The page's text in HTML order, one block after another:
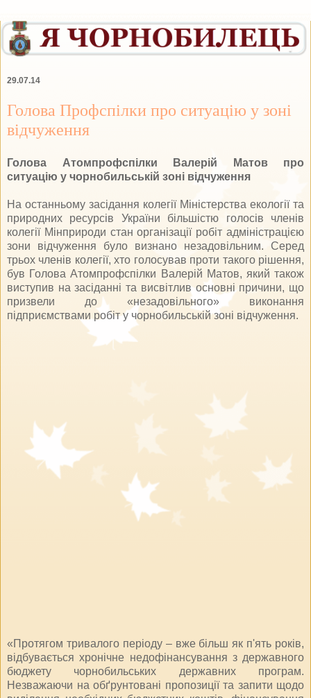
29.07.14
Голова Профспілки про ситуацію у зоні
відчуження
Голова Атомпрофспілки Валерій Матов про
ситуацію у чорнобильській зоні відчуження
На останньому засідання колегії Міністерства екології та
природних ресурсів України більшістю голосів членів
колегії Мінприроди стан організації робіт адміністрацією
зони відчуження було визнано незадовільним. Серед
трьох членів колегії, хто голосував проти такого рішення,
був Голова Атомпрофспілки Валерій Матов, який також
виступив на засіданні та висвітлив основні причини, що
призвели до «незадовільного» виконання
підприємствами робіт у чорнобильській зоні відчуження.
«Протягом тривалого періоду – вже більш як п'ять років,
відбувається хронічне недофінансування з державного
бюджету чорнобильських державних програм.
Незважаючи на обґрунтовані пропозиції та запити щодо